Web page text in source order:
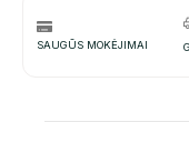
SAUGŪS MOKĖJIMAI